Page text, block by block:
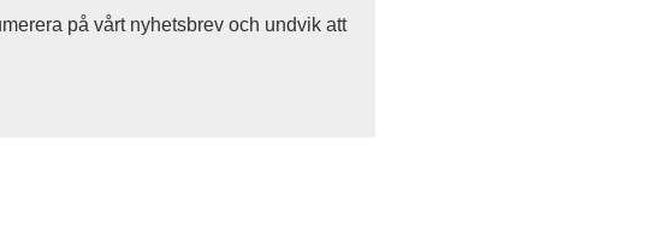
på vårt nyhetsbrev och undvik att